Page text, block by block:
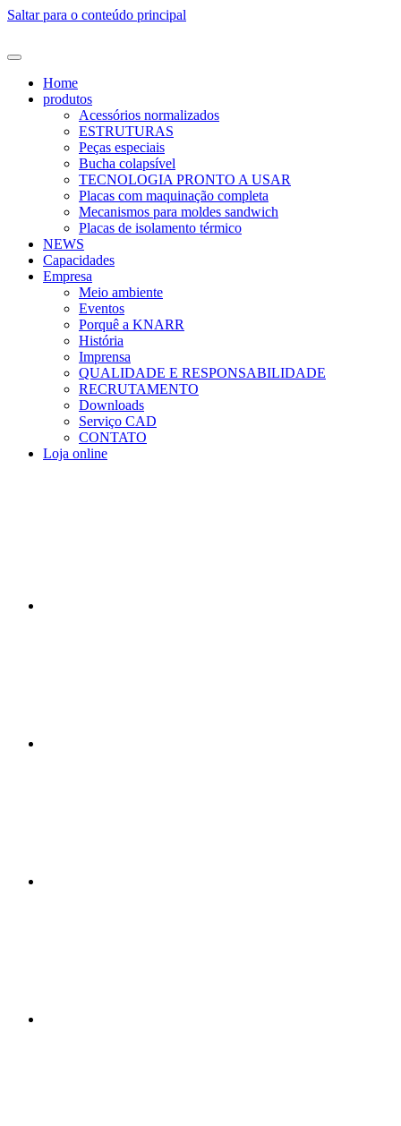
Saltar para o conteúdo principal
Home
produtos
Acessórios normalizados
ESTRUTURAS
Peças especiais
Bucha colapsível
TECNOLOGIA PRONTO A USAR
Placas com maquinação completa
Mecanismos para moldes sandwich
Placas de isolamento térmico
NEWS
Capacidades
Empresa
Meio ambiente
Eventos
Porquê a KNARR
História
Imprensa
QUALIDADE E RESPONSABILIDADE
RECRUTAMENTO
Downloads
Serviço CAD
CONTATO
Loja online